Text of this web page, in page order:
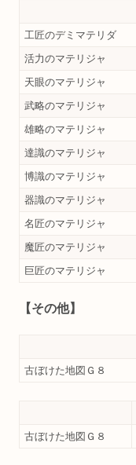
工匠のデミマテリダ
活力のマテリジャ
天眼のマテリジャ
武略のマテリジャ
雄略のマテリジャ
達識のマテリジャ
博識のマテリジャ
器識のマテリジャ
名匠のマテリジャ
魔匠のマテリジャ
巨匠のマテリジャ
【その他】
古ぼけた地図Ｇ８
古ぼけた地図Ｇ８